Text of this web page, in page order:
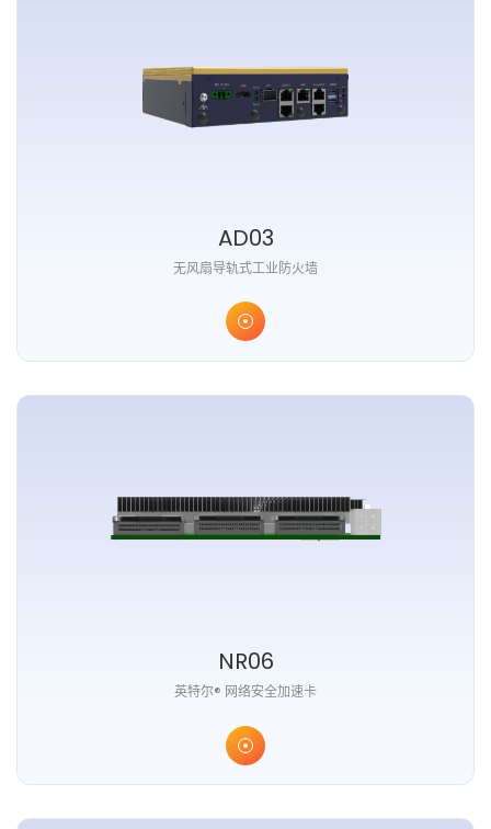
AD03
无风扇导轨式工业防火墙
NR06
英特尔® 网络安全加速卡